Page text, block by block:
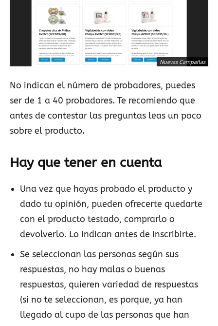
Nuevas Campañas
No indican el número de probadores, puedes
ser de 1 a 40 probadores. Te recomiendo que
antes de contestar las preguntas leas un poco
sobre el producto.
Hay que tener en cuenta
Una vez que hayas probado el producto y
dado tu opinión, pueden ofrecerte quedarte
con el producto testado, comprarlo o
devolverlo. Lo indican antes de inscribirte.
Se seleccionan las personas según sus
respuestas, no hay malas o buenas
respuestas, quieren variedad de respuestas
(si no te seleccionan, es porque, ya han
llegado al cupo de las personas que han